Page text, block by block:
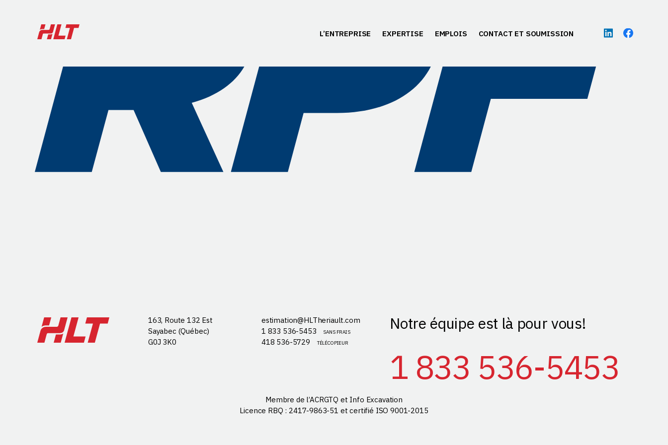
L’ENTREPRISE EXPERTISE EMPLOIS CONTACT ET SOUMISSION
Notre équipe est là pour vous!
1 833 536-5453
163, Route 132 Est
Sayabec (Québec)
G0J 3K0
estimation@HLTheriault.com
1 833 536-5453
SANS FRAIS
418 536-5729 TÉLÉCOPIEUR
Membre de l’ACRGTQ et Info Excavation
Licence RBQ : 2417-9863-51 et certifié ISO 9001-2015